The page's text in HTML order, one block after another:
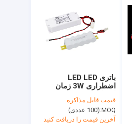
باتری LED LED
اضطراری 3W زمان
باتری NiCd خارجی
KE008-03M180NE
قیمت:قابل مذاکره
MOQ: (100 عددی)
آخرین قیمت را دریافت کنید